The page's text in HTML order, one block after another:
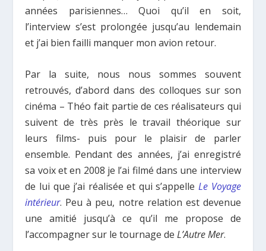
années parisiennes… Quoi qu’il en soit,
l’interview s’est prolongée jusqu’au lendemain
et j’ai bien failli manquer mon avion retour.
Par la suite, nous nous sommes souvent
retrouvés, d’abord dans des colloques sur son
cinéma – Théo fait partie de ces réalisateurs qui
suivent de très près le travail théorique sur
leurs films- puis pour le plaisir de parler
ensemble. Pendant des années, j’ai enregistré
sa voix et en 2008 je l’ai filmé dans une interview
de lui que j’ai réalisée et qui s’appelleLe Voyage
intérieur. Peu à peu, notre relation est devenue
une amitié jusqu’à ce qu’il me propose de
l’accompagner sur le tournage deL’Autre Mer.